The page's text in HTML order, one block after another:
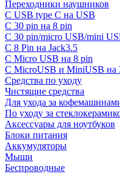
Переходники наушников
С USB type C на USB
С 30 pin на 8 pin
С 30 pin/micro USB/mini
С 8 Pin на Jack3.5
С Micro USB на 8 pin
С MicroUSB и MiniUSB на
Средства по уходу
Чистящие средства
Для ухода за
По уходу за
Аксессуары для ноутбуков
Блоки питания
Аккумуляторы
Мыши
Беспроводные